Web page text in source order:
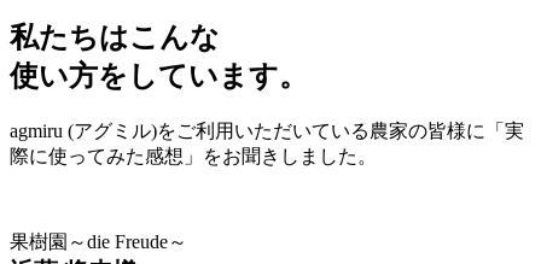
私たちはこんな
使い方をしています。
agmiru (アグミル)をご利用いただいている農家の皆様に「実
際に使ってみた感想」をお聞きしました。
果樹園～die Freude～